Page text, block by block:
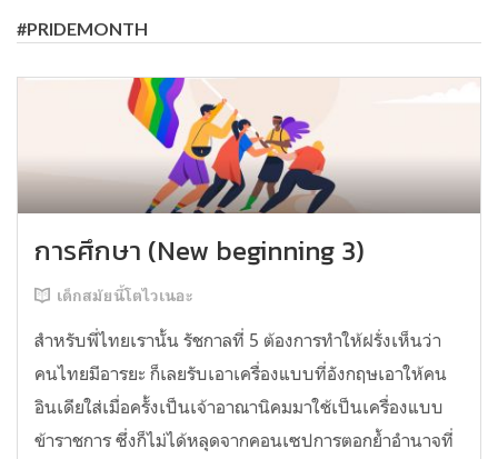
#PRIDEMONTH
การศึกษา (New beginning 3)
เด็กสมัยนี้โตไวเนอะ
สำหรับพี่ไทยเรานั้น รัชกาลที่ 5 ต้องการทำให้ฝรั่งเห็นว่า
คนไทยมีอารยะ ก็เลยรับเอาเครื่องแบบที่อังกฤษเอาให้คน
อินเดียใส่เมื่อครั้งเป็นเจ้าอาณานิคมมาใช้เป็นเครื่องแบบ
ข้าราชการ ซึ่งก็ไม่ได้หลุดจากคอนเซปการตอกย้ำอำนาจที่